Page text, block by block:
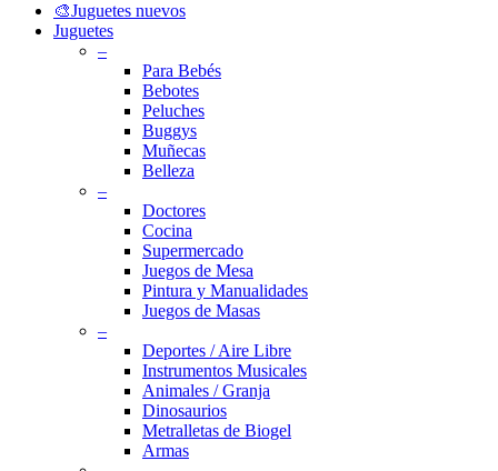
🎨Juguetes nuevos
Juguetes
–
Para Bebés
Bebotes
Peluches
Buggys
Muñecas
Belleza
–
Doctores
Cocina
Supermercado
Juegos de Mesa
Pintura y Manualidades
Juegos de Masas
–
Deportes / Aire Libre
Instrumentos Musicales
Animales / Granja
Dinosaurios
Metralletas de Biogel
Armas